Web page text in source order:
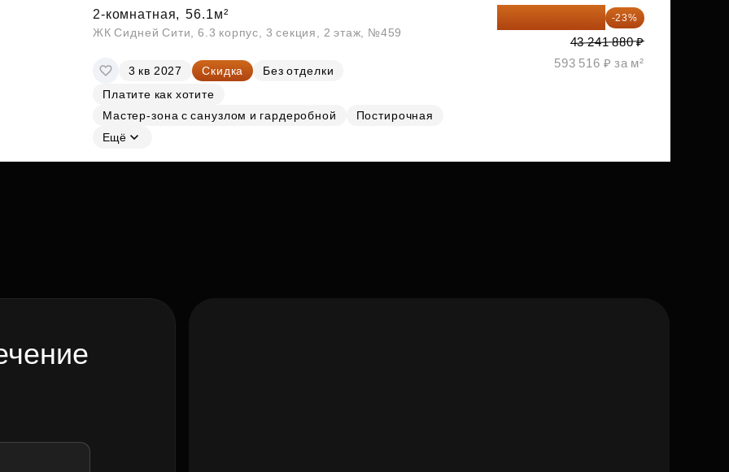
2-комнатная, 56.1м²
ЖК Сидней Сити, 6.3 корпус, 3 секция, 2 этаж, №459
3 кв 2027 Скидка
Без отделки
Платите как хотите
Мастер-зона с санузлом и гардеробной
Постирочная
Ещё
-23%
43 241 880 ₽
593 516 ₽ за м²